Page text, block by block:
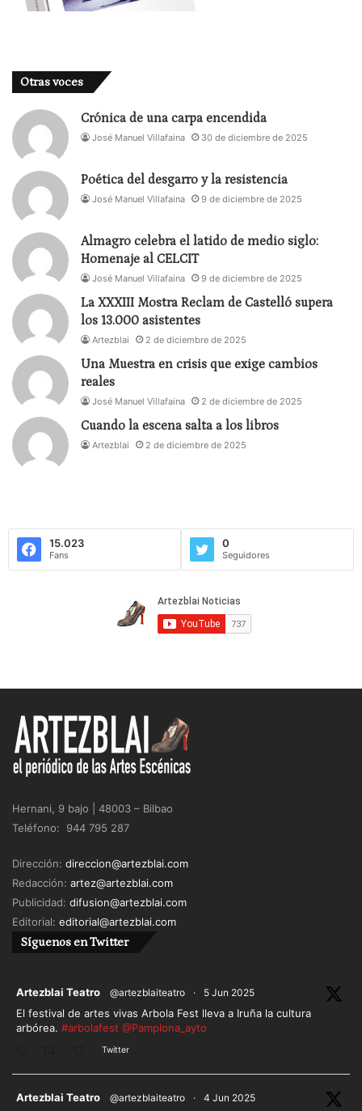
Otras voces
Crónica de una carpa encendida
José Manuel Villafaina 30 de diciembre de 2025
Poética del desgarro y la resistencia
José Manuel Villafaina 9 de diciembre de 2025
Almagro celebra el latido de medio siglo:
Homenaje al CELCIT
José Manuel Villafaina 9 de diciembre de 2025
La XXXIII Mostra Reclam de Castelló supera
los 13.000 asistentes
Artezblai 2 de diciembre de 2025
Una Muestra en crisis que exige cambios
reales
José Manuel Villafaina 2 de diciembre de 2025
Cuando la escena salta a los libros
Artezblai 2 de diciembre de 2025
15.023
Fans
0
Seguidores
Hernani, 9 bajo | 48003 – Bilbao
Teléfono: 944 795 287
Dirección: direccion@artezblai.com
Redacción: artez@artezblai.com
Publicidad: difusion@artezblai.com
Editorial: editorial@artezblai.com
Síguenos en Twitter
Artezblai Teatro @artezblaiteatro · 5 Jun 2025
El festival de artes vivas Arbola Fest lleva a Iruña la cultura
arbórea. #arbolafest @Pamplona_ayto
Twitter
Artezblai Teatro @artezblaiteatro · 4 Jun 2025